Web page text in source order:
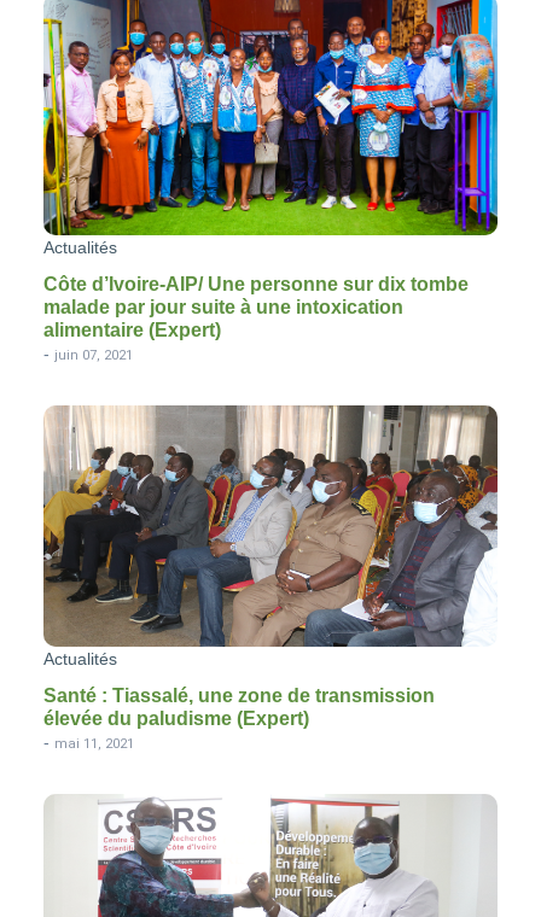
Actualités
Côte d’Ivoire-AIP/ Une personne sur dix tombe
malade par jour suite à une intoxication
alimentaire (Expert)
- juin 07, 2021
Actualités
Santé : Tiassalé, une zone de transmission
élevée du paludisme (Expert)
- mai 11, 2021